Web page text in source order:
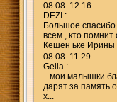
08.08. 12:16
DEZI :
Большое спасибо
всем , кто помнит
Кешен ьке Ирины
08.08. 11:29
Gella :
...мои малышки
дарят за память
х...